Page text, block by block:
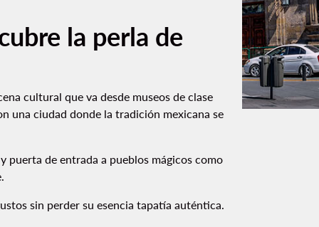
la perla de
cultural que va desde museos de clase
una ciudad donde la tradición mexicana se
puerta de entrada a pueblos mágicos como
sin perder su esencia tapatía auténtica.